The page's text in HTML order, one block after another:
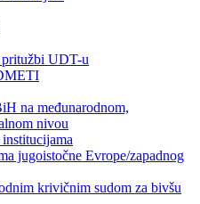
pritužbi UDT-u
na međunarodnom,
nivou
institucijama
jugoistočne Evrope/zapadnog
krivičnim sudom za bivšu